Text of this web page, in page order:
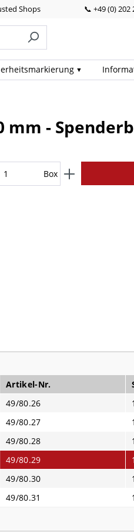
Shops 📞 +49 (0) 202
-
Box
Artikel-Nr.
49/80.26
49/80.27
49/80.28
49/80.29
49/80.30
49/80.31